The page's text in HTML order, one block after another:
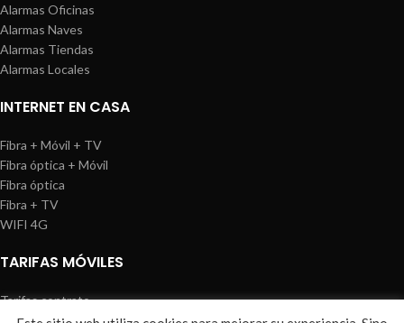
Alarmas Oficinas
Alarmas Naves
Alarmas Tiendas
Alarmas Locales
INTERNET EN CASA
Fibra + Móvil + TV
Fibra óptica + Móvil
Fibra óptica
Fibra + TV
WIFI 4G
TARIFAS MÓVILES
Tarifas contrato
Tarifas prepago